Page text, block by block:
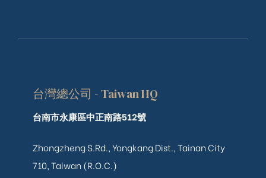
台灣總公司 - Taiwan HQ
台南市永康區中正南路512號
Zhongzheng S.Rd., Yongkang Dist., Tainan City
710, Taiwan (R.O.C.)